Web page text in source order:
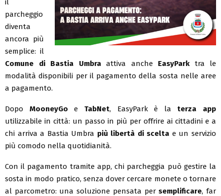
parcheggio
diventa
ancora più
semplice: il
Comune di Bastia Umbraattiva anche EasyParktra le
modalità disponibili per il pagamento della sosta nelle aree
a pagamento.
Dopo MooneyGo e TabNet, EasyPark è la terza app
utilizzabile in città: un passo in più per offrire ai cittadini e a
chi arriva a Bastia Umbra più libertà di scelta e un servizio
più comodo nella quotidianità.
Con il pagamento tramite app, chi parcheggia può gestire la
sosta in modo pratico, senza dover cercare monete o tornare
al parcometro: una soluzione pensata persemplificare, far